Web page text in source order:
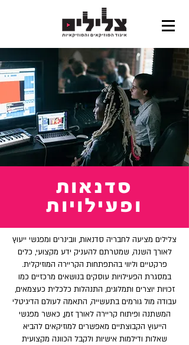
סדנאות
ופעילויות
צלילים מציעה לחבריה סדנאות, וובינרים ומפגשי ייעוץ
לאורך השנה, שמטרתם להעניק ידע מקצועי, כלים
פרקטיים וליווי בהתפתחות הקריירה המוזיקלית.
במסגרת הפעילויות עוסקים בנושאים מרכזיים כמו
זכויות יוצרים ותמלוגים, התנהלות כלכלית כעצמאים,
עבודה מול גורמים בתעשייה, התאמה לעולם הדיגיטלי
המשתנה ופיתוח קריירה לאורך זמן, כאשר מפגשי
הייעוץ הקבוצתיים מאפשרים למוזיקאים להביא
שאלות ודילמות אישיות ולקבל הכוונה מקצועית